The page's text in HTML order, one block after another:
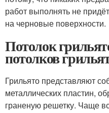
работ выполнять не
на черновые поверхности.
Потолок
потолков
Грильято представляют
металлических пластин,
граненую решетку. Чаще